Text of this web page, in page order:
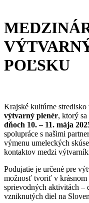
POĽSKU
Krajské kultúrne
výtvarný plenér, ktorý
dňoch 10. – 11. mája
spolupráce s našimi
výmenu umeleckých
kontaktov medzi
Podujatie je určené pre
možnosť tvoriť v krásnom
sprievodných aktivitách –
vzniknutých diel na